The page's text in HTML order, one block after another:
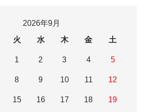
2026年9月
火 水 木 金 土
1 2 3 4 5
8 9 10 11 12
15 16 17 18 19